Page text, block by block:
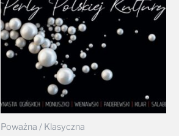
Poważna / Klasyczna